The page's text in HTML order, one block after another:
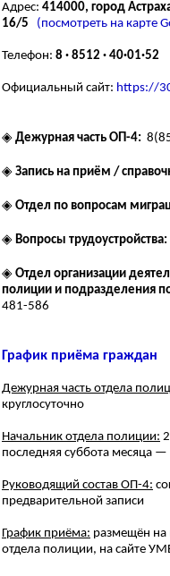
Адрес: 414000, город
16/5
(посмотреть на карте
Телефон: 8 · 8512 · 40·01·52
Официальный сайт: https://
◈ Дежурная часть ОП-4:
◈ Запись на приём /
◈ Отдел по вопросам
◈ Вопросы трудоустройства:
◈ Отдел организации
полиции и подразделения
481-586
График приёма граждан
Дежурная часть отдела
круглосуточно
Начальник отдела полиции:
последняя суббота месяца
Руководящий состав ОП-4:
предварительной записи
График приёма: размещён на
отдела полиции, на сайте